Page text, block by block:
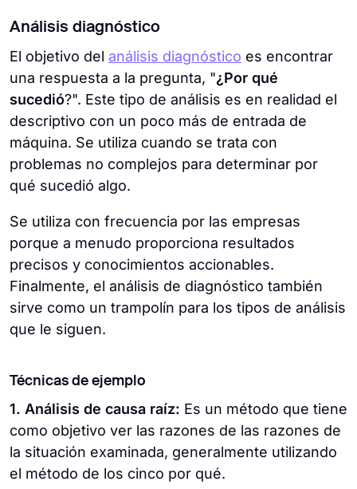
Análisis diagnóstico
El objetivo del análisis diagnóstico es encontrar
una respuesta a la pregunta, "¿Por qué
sucedió?". Este tipo de análisis es en realidad el
descriptivo con un poco más de entrada de
máquina. Se utiliza cuando se trata con
problemas no complejos para determinar por
qué sucedió algo.
Se utiliza con frecuencia por las empresas
porque a menudo proporciona resultados
precisos y conocimientos accionables.
Finalmente, el análisis de diagnóstico también
sirve como un trampolín para los tipos de análisis
que le siguen.
Técnicas de ejemplo
1. Análisis de causa raíz: Es un método que tiene
como objetivo ver las razones de las razones de
la situación examinada, generalmente utilizando
el método de los cinco por qué.